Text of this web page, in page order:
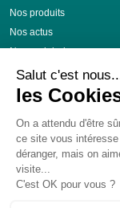
Nos produits
Nos actus
Nous rejoindre